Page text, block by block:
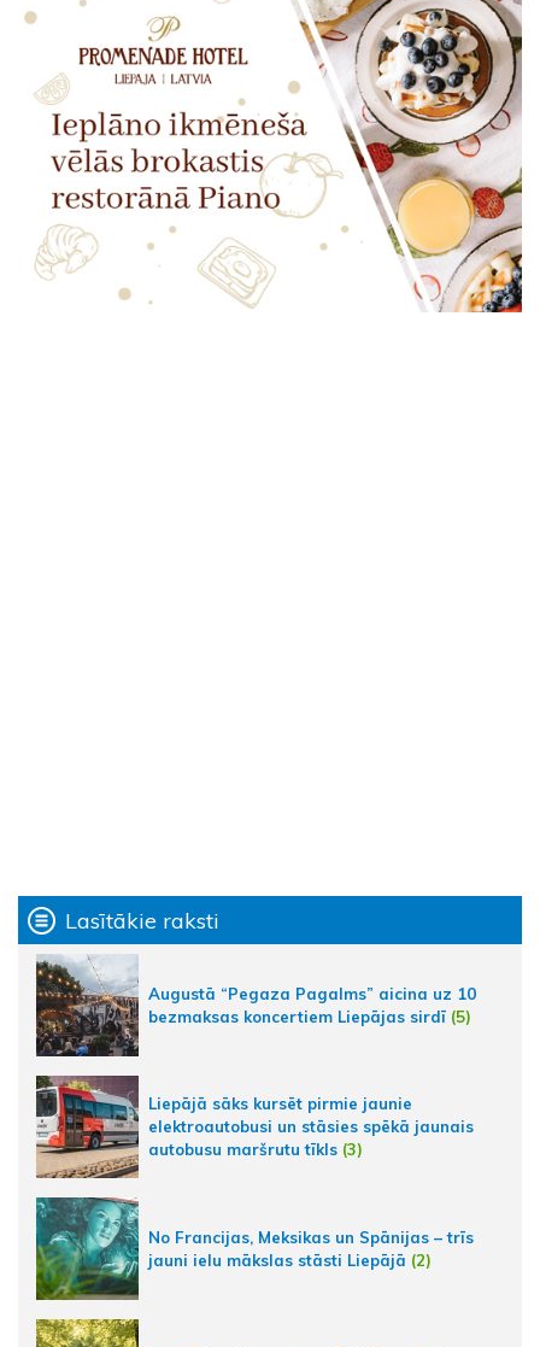
Lasītākie raksti
Augustā “Pegaza Pagalms” aicina uz 10
bezmaksas koncertiem Liepājas sirdī (5)
Liepājā sāks kursēt pirmie jaunie
elektroautobusi un stāsies spēkā jaunais
autobusu maršrutu tīkls (3)
No Francijas, Meksikas un Spānijas – trīs
jauni ielu mākslas stāsti Liepājā (2)